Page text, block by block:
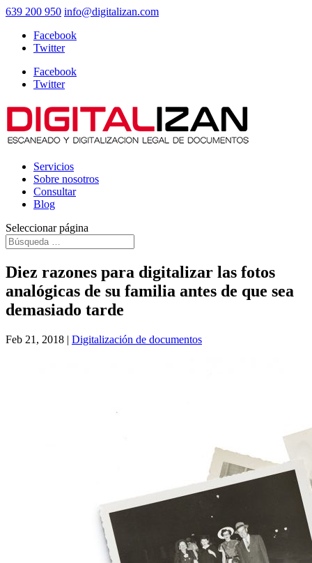
639 200 950 info@digitalizan.com
Facebook
Twitter
Facebook
Twitter
Servicios
Sobre nosotros
Consultar
Blog
Seleccionar página
Diez razones para digitalizar las fotos
analógicas de su familia antes de que sea
demasiado tarde
Feb 21, 2018 | Digitalización de documentos